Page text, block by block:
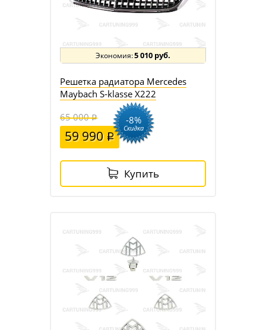
5 010 руб.
Решетка радиатора Mercedes
Maybach S-klasse X222
65 000
59 990
-8%
Скидка
Купить